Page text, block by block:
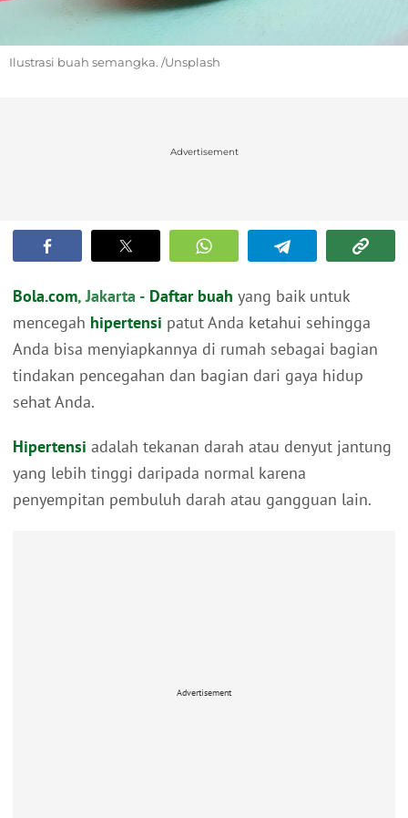
Ilustrasi buah semangka. /Unsplash
Advertisement
Bola.com, Jakarta - Daftar buah yang baik untuk
mencegah hipertensi patut Anda ketahui sehingga
Anda bisa menyiapkannya di rumah sebagai bagian
tindakan pencegahan dan bagian dari gaya hidup
sehat Anda.
Hipertensi adalah tekanan darah atau denyut jantung
yang lebih tinggi daripada normal karena
penyempitan pembuluh darah atau gangguan lain.
Advertisement